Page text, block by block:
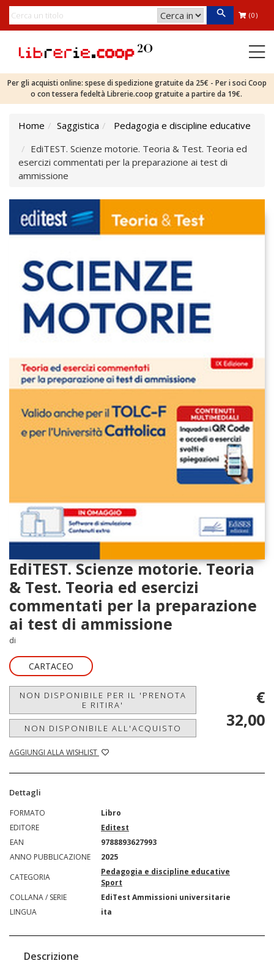
(0)
Per gli acquisti online: spese di spedizione gratuite da 25€ - Per i soci Coop
o con tessera fedeltà Librerie.coop gratuite a partire da 19€.
Home Saggistica
Pedagogia e discipline educative
EdiTEST. Scienze motorie. Teoria & Test. Teoria ed
esercizi commentati per la preparazione ai test di
ammissione
EdiTEST. Scienze motorie. Teoria
& Test. Teoria ed esercizi
commentati per la preparazione
ai test di ammissione
di
CARTACEO
NON DISPONIBILE PER IL 'PRENOTA
E RITIRA'
NON DISPONIBILE ALL'ACQUISTO
AGGIUNGI ALLA WISHLIST
€
32,00
Dettagli
FORMATO
Libro
EDITORE
Editest
EAN
9788893627993
ANNO PUBBLICAZIONE
2025
CATEGORIA
Pedagogia e discipline educative
Sport
COLLANA / SERIE
EdiTest Ammissioni universitarie
LINGUA
ita
Descrizione